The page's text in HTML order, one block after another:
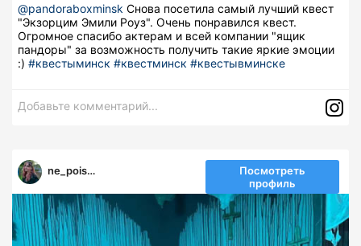
@pandoraboxminsk Снова посетила самый лучший квест
"Экзорцим Эмили Роуз". Очень понравился квест.
Огромное спасибо актерам и всей компании "ящик
пандоры" за возможность получить такие яркие эмоции
:) #квестыминск #квестминск #квестывминске
Добавьте комментарий...
ne_poiscovik
Посмотреть
профиль